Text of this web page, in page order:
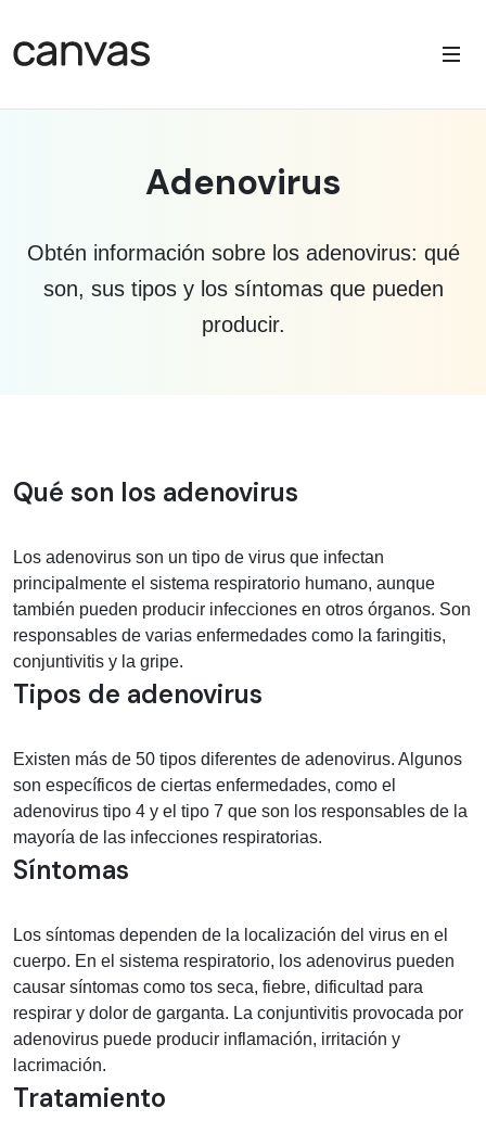
Adenovirus
Obtén información sobre los adenovirus: qué
son, sus tipos y los síntomas que pueden
producir.
Información médica sobre adenovirus
Qué son los adenovirus
Los adenovirus son un tipo de virus que infectan
principalmente el sistema respiratorio humano, aunque
también pueden producir infecciones en otros órganos. Son
responsables de varias enfermedades como la faringitis,
conjuntivitis y la gripe.
Tipos de adenovirus
Existen más de 50 tipos diferentes de adenovirus. Algunos
son específicos de ciertas enfermedades, como el
adenovirus tipo 4 y el tipo 7 que son los responsables de la
mayoría de las infecciones respiratorias.
Síntomas
Los síntomas dependen de la localización del virus en el
cuerpo. En el sistema respiratorio, los adenovirus pueden
causar síntomas como tos seca, fiebre, dificultad para
respirar y dolor de garganta. La conjuntivitis provocada por
adenovirus puede producir inflamación, irritación y
lacrimación.
Tratamiento